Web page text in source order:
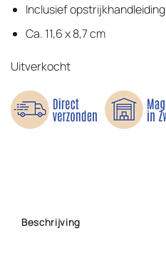
Inclusief opstrijkhandleiding
Ca. 11,6 x 8,7 cm
Uitverkocht
Beschrijving